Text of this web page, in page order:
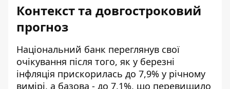
Контекст та довгостроковий
прогноз
Національний банк переглянув свої
очікування після того, як у березні
інфляція прискорилась до 7,9% у річному
вимірі, а базова - до 7,1%, що перевищило